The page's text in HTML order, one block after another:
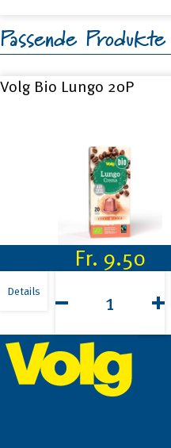
Passende Produkte
Volg Bio Lungo 20P
Fr. 9.50
Details
Lungo
Menge
Footer